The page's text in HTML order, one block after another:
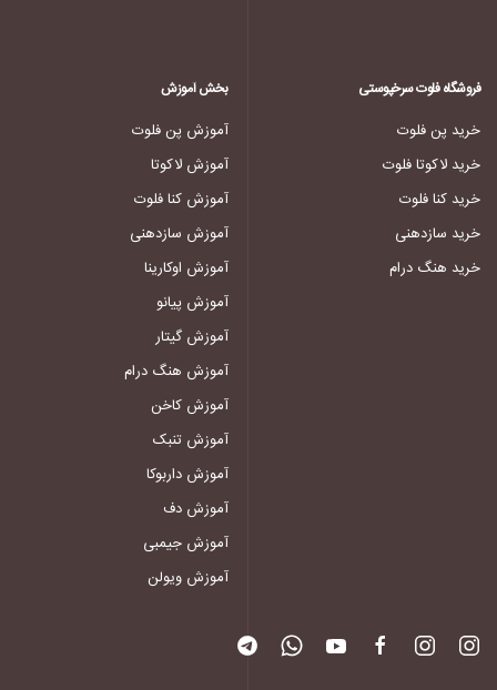
فروشگاه فلوت سرخپوستی
خرید پن فلوت
خرید لاکوتا فلوت
خرید کنا فلوت
خرید سازدهنی
خرید هنگ درام
بخش آموزش
آموزش پن فلوت
آموزش لاکوتا
آموزش کنا فلوت
آموزش سازدهنی
آموزش اوکارینا
آموزش پیانو
آموزش گیتار
آموزش هنگ درام
آموزش کاخن
آموزش تنبک
آموزش داربوکا
آموزش دف
آموزش جیمبی
آموزش ویولن